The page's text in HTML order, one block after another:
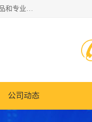
北京华信万佳商贸有限公司主要经营销售食用农产品、建筑材料，五金产品、机械设备、电子产品等。 我们有好的产品和专业的销售和技术团队，始终为客户提供好的产品和技术支持、健全的售后服务，如果您对我公司的产品服务有兴趣，期待您在线留言或者来电咨询!
公司动态